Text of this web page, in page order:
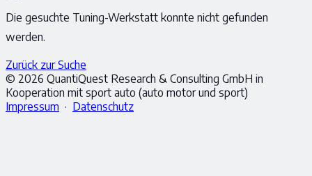
Die gesuchte Tuning-Werkstatt konnte nicht gefunden
werden.
Zurück zur Suche
© 2026 QuantiQuest Research & Consulting GmbH in
Kooperation mit sport auto (auto motor und sport)
Impressum · Datenschutz